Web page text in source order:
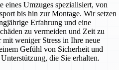
eines Umzuges spezialisiert, von
bis hin zur Montage. Wir setzen
Erfahrung und eine
zu vermeiden und Zeit zu
mit weniger Stress in Ihre neue
Gefühl von Sicherheit und
die Sie erhalten.